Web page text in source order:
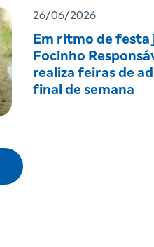
26/06/2026
Em ritmo de festa
Focinho
realiza feiras de
final de semana